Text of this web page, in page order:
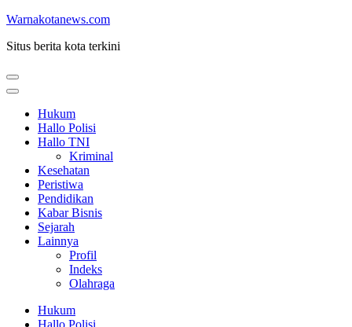
Lompat
konten
Enter)
Warnakotanews.com
Situs berita kota terkini
Hukum
Hallo Polisi
Hallo TNI
Kriminal
Kesehatan
Peristiwa
Pendidikan
Kabar Bisnis
Sejarah
Lainnya
Profil
Indeks
Olahraga
Hukum
Hallo Polisi